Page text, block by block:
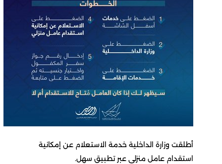
أطلقت وزارة الداخلية خدمة الاستعلام عن إمكانية
استقدام عامل منزلي عبر تطبيق سهل.